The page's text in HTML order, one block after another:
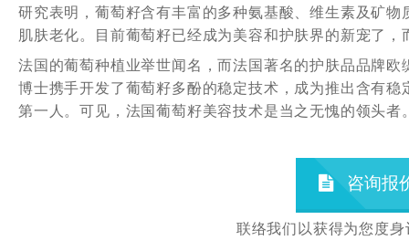
研究表明，葡萄籽含有丰富的多种氨基酸、维生素及矿
肌肤老化。目前葡萄籽已经成为美容和护肤界的新宠了
法国的葡萄种植业举世闻名，而法国著名的护肤品品牌
博士携手开发了葡萄籽多酚的稳定技术，成为推出含有
第一人。可见，法国葡萄籽美容技术是当之无愧的领头者
咨询报
联络我们以获得为您度